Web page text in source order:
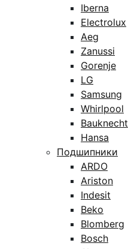
Iberna
Electrolux
Aeg
Zanussi
Gorenje
LG
Samsung
Whirlpool
Bauknecht
Hansa
Подшипники
ARDO
Ariston
Indesit
Beko
Blomberg
Bosch